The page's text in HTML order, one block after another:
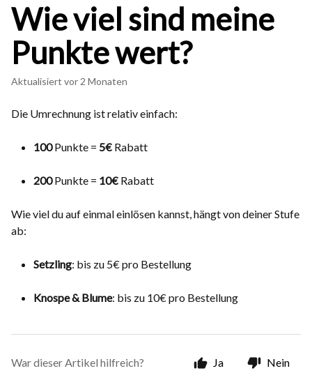
Wie viel sind meine
Punkte wert?
Aktualisiert vor 2 Monaten
Die Umrechnung ist relativ einfach:
100Punkte = 5€ Rabatt
200Punkte = 10€ Rabatt
Wie viel du auf einmal einlösen kannst, hängt von deiner Stufe
ab:
Setzling: bis zu 5€ pro Bestellung
Knospe & Blume: bis zu 10€ pro Bestellung
War dieser Artikel hilfreich? Ja Nein